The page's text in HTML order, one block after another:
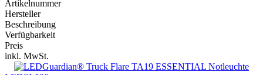
Artikelnummer
Hersteller
Beschreibung
Verfügbarkeit
Preis
inkl. MwSt.